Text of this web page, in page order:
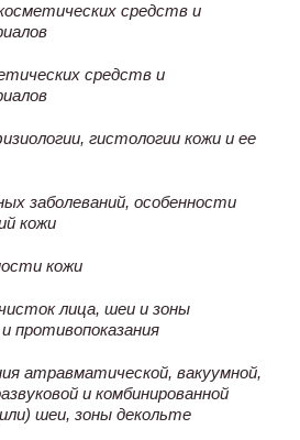
средств и
средств и
гистологии кожи и ее
заболеваний, особенности
кожи
кожи
лица, шеи и зоны
противопоказания
атравматической, вакуумной,
и комбинированной
шеи, зоны декольте